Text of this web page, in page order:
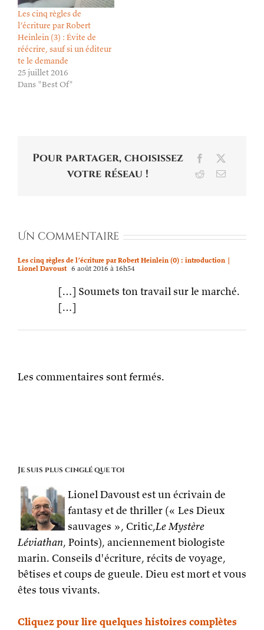
Les cinq règles de
l’écriture par Robert
Heinlein (3) : Évite de
réécrire, sauf si un éditeur
te le demande
25 juillet 2016
Dans "Best Of"
Pour partager, choisissez
votre réseau !
Facebook
RedditEmail
Un commentaire
Les cinq règles de l’écriture par Robert Heinlein (0) : introduction |
Lionel Davoust 6 août 2016 à 16h54
[…] Soumets ton travail sur le marché.
[…]
Les commentaires sont fermés.
Je suis plus cinglé que toi
Lionel Davoust est un écrivain de
fantasy et de thriller (« Les Dieux
sauvages », Critic,Le Mystère
Léviathan, Points), anciennement biologiste
marin. Conseils d'écriture, récits de voyage,
bêtises et coups de gueule. Dieu est mort et vous
êtes tous vivants.
Cliquez pour lire quelques histoires complètes